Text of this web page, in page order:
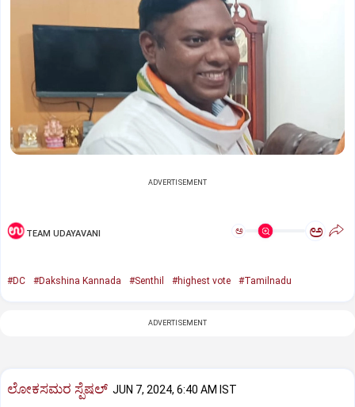
ADVERTISEMENT
TEAM UDAYAVANI ಅ ಅ
#DC #Dakshina Kannada #Senthil #highest vote #Tamilnadu
ADVERTISEMENT
ಲೋಕಸಮರ ಸ್ಪೆಷಲ್‌ JUN 7, 2024, 6:40 AM IST